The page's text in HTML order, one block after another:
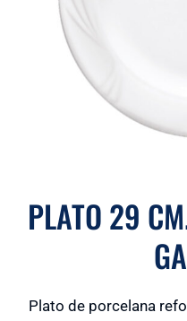
PLATO 29
Plato de porcelana